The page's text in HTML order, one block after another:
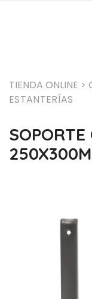
TIENDA ONLINE >
ESTANTERÍAS
SOPORTE